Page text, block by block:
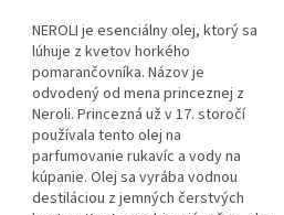
NEROLI je esenciálny olej, ktorý sa
lúhuje z kvetov horkého
pomarančovníka. Názov je
odvodený od mena princeznej z
Neroli. Princezná už v 17. storočí
používala tento olej na
parfumovanie rukavíc a vody na
kúpanie. Olej sa vyrába vodnou
destiláciou z jemných čerstvých